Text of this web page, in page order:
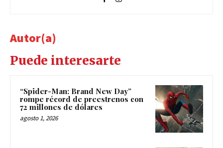
Autor(a)
Puede interesarte
“Spider-Man: Brand New Day”
rompe récord de preestrenos con
72 millones de dólares
agosto 1, 2026